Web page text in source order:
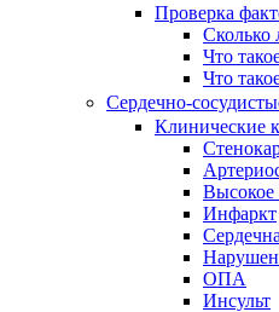
Проверка
Сколько
Что
Что
Сердечно-
Клинические
Высокое
Инфаркт
ОПА
Инсульт